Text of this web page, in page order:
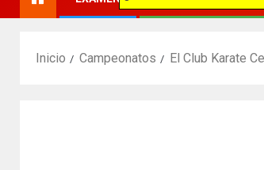
Inicio Campeonatos El Club Karate